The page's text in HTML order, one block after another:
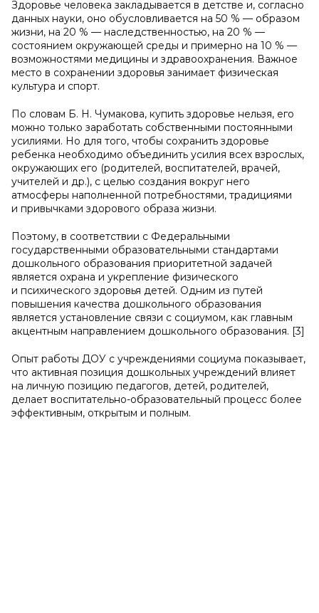
Здоровье человека закладывается в детстве и, согласно
данных науки, оно обусловливается на 50 % — образом
жизни, на 20 % — наследственностью, на 20 % —
состоянием окружающей среды и примерно на 10 % —
возможностями медицины и здравоохранения. Важное
место в сохранении здоровья занимает физическая
культура и спорт.
По словам Б. Н. Чумакова, купить здоровье нельзя, его
можно только заработать собственными постоянными
усилиями. Но для того, чтобы сохранить здоровье
ребенка необходимо объединить усилия всех взрослых,
окружающих его (родителей, воспитателей, врачей,
учителей и др.), с целью создания вокруг него
атмосферы наполненной потребностями, традициями
и привычками здорового образа жизни.
Поэтому, в соответствии с Федеральными
государственными образовательными стандартами
дошкольного образования приоритетной задачей
является охрана и укрепление физического
и психического здоровья детей. Одним из путей
повышения качества дошкольного образования
является установление связи с социумом, как главным
акцентным направлением дошкольного образования. [3]
Опыт работы ДОУ с учреждениями социума показывает,
что активная позиция дошкольных учреждений влияет
на личную позицию педагогов, детей, родителей,
делает воспитательно-образовательный процесс более
эффективным, открытым и полным.